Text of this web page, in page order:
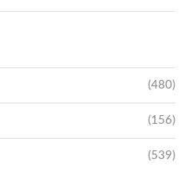
(480)
(156)
(539)